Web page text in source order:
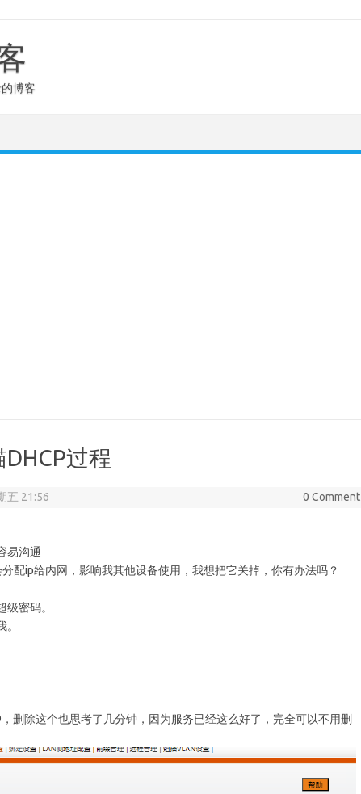
博客
过程
五 21:56 0 Comment
易沟通
配ip给内网，影响我其他设备使用，我想把它关掉，你有办法吗？
密码。
删除这个也思考了几分钟，因为服务已经这么好了，完全可以不用删